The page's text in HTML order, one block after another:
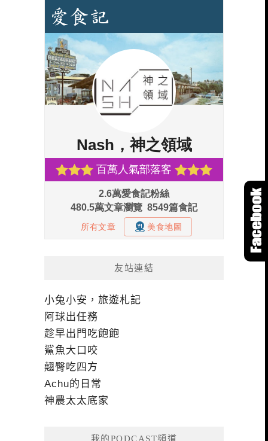
友站連結
小兔小安，旅遊札記
阿球出任務
趁早出門吃飽飽
鯊魚大口咬
翹臀吃四方
Achu的日常
神農太太底家
我的PODCAST頻道